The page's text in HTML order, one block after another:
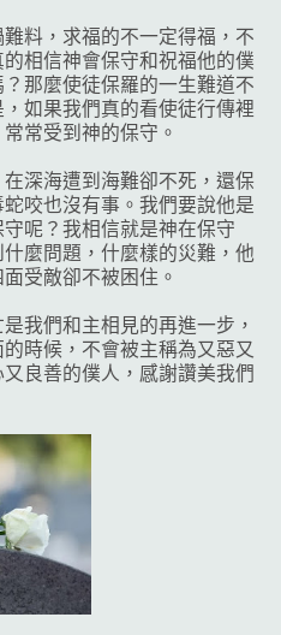
料，求福的不一定得福，不
相信神會保守和祝福他的僕
那麼使徒保羅的一生難道不
如果我們真的看使徒行傳裡
常受到神的保守。
深海遭到海難卻不死，還保
咬也沒有事。我們要說他是
呢？我相信就是神在保守
麼問題，什麼樣的災難，他
受敵卻不被困住。
我們和主相見的再進一步，
時候，不會被主稱為又惡又
良善的僕人，感謝讚美我們